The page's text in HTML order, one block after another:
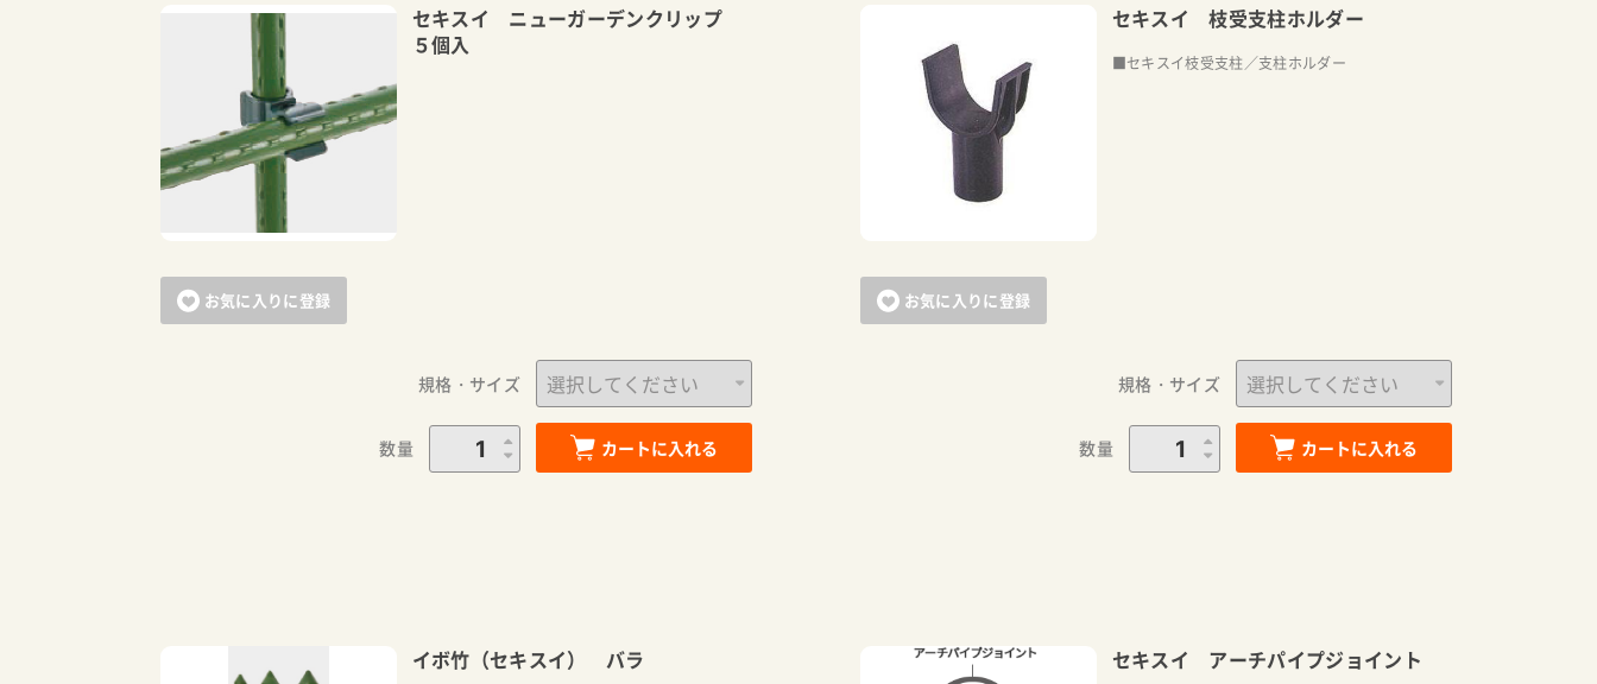
お気に入りに登録
セキスイ ニューガーデンクリップ
５個入
規格・サイズ
数量 カートに入れる
お気に入りに登録
セキスイ 枝受支柱ホルダー
■セキスイ枝受支柱／支柱ホルダー
規格・サイズ
数量 カートに入れる
イボ竹（セキスイ） バラ セキスイ アーチパイプジョイント